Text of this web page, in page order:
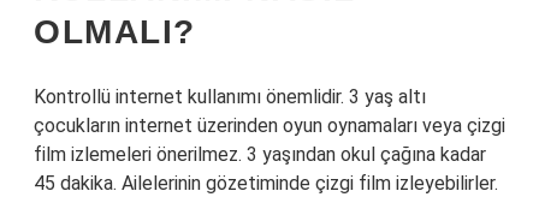
OLMALI?
Kontrollü internet kullanımı önemlidir. 3 yaş altı
çocukların internet üzerinden oyun oynamaları veya çizgi
film izlemeleri önerilmez. 3 yaşından okul çağına kadar
45 dakika. Ailelerinin gözetiminde çizgi film izleyebilirler.